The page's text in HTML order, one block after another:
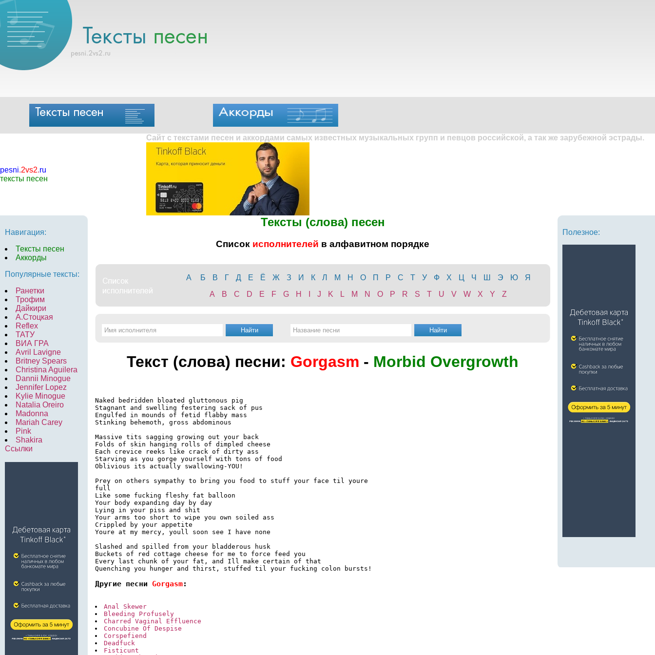
pesni.2vs2.ru
тексты песен
Сайт с текстами песен и аккордами самых известных музыкальных групп и певцов российской, а так же зарубежной эстрады.
Навигация:
Тексты песен
Аккорды
Популярные тексты:
Ранетки
Трофим
Дайкири
А.Стоцкая
Reflex
ТАТУ
ВИА ГРА
Avril Lavigne
Britney Spears
Christina Aguilera
Dannii Minogue
Jennifer Lopez
Kylie Minogue
Natalia Oreiro
Madonna
Mariah Carey
Pink
Shakira
Ссылки
Тексты (слова) песен
Список исполнителей в алфавитном порядке
А Б В Г Д Е Ё Ж З И К Л М Н О П Р С Т У Ф Х Ц Ч Ш Э Ю
Я
A
B C D E F G H J K L M N O P R S T U V W X Y Z
Текст (слова) песни: Gorgasm - Morbid Overgrowth
Naked bedridden bloated gluttonous pig
Stagnant and swelling festering sack of pus
Engulfed in mounds of fetid flabby mass
Stinking behemoth, gross abdominous
Massive tits sagging growing out your back
Folds of skin hanging rolls of dimpled cheese
Each crevice reeks like crack of dirty ass
Starving as you gorge yourself with tons of food
Oblivious its actually swallowing-YOU!
Prey on others sympathy to bring you food to stuff your face til youre
full
Like some fucking fleshy fat balloon
Your body expanding day by day
Lying in your piss and shit
Your arms too short to wipe you own soiled ass
Crippled by your appetite
Youre at my mercy, youll soon see I have none
Slashed and spilled from your bladderous husk
Buckets of red cottage cheese for me to force feed you
Every last chunk of your fat, and Ill make certain of that
Другие песни Gorgasm:
Anal Skewer
Bleeding Profusely
Charred Vaginal Effluence
Concubine Of Despise
Corspefiend
Deadfuck
Fisticunt
Полезное: